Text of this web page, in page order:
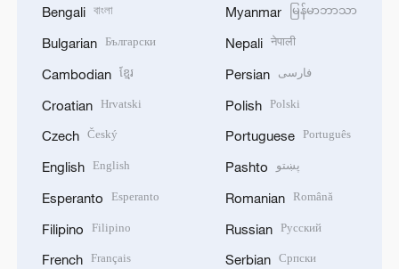
Bengali বাংলা
Bulgarian Български
Cambodian ខ្មែរ
Croatian Hrvatski
Czech Český
English English
Esperanto Esperanto
Filipino Filipino
French Français
Myanmar မြန်မာဘာသာ
Nepali नेपाली
Persian فارسی
Polish Polski
Portuguese Português
Pashto پښتو
Romanian Română
Russian Русский
Serbian Српски